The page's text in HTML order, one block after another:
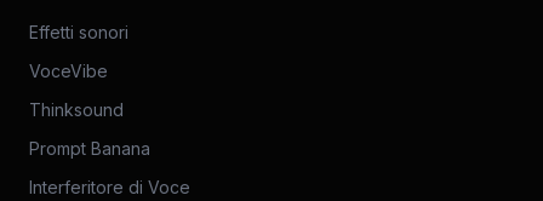
Effetti sonori
VoceVibe
Thinksound
Prompt Banana
Interferitore di Voce